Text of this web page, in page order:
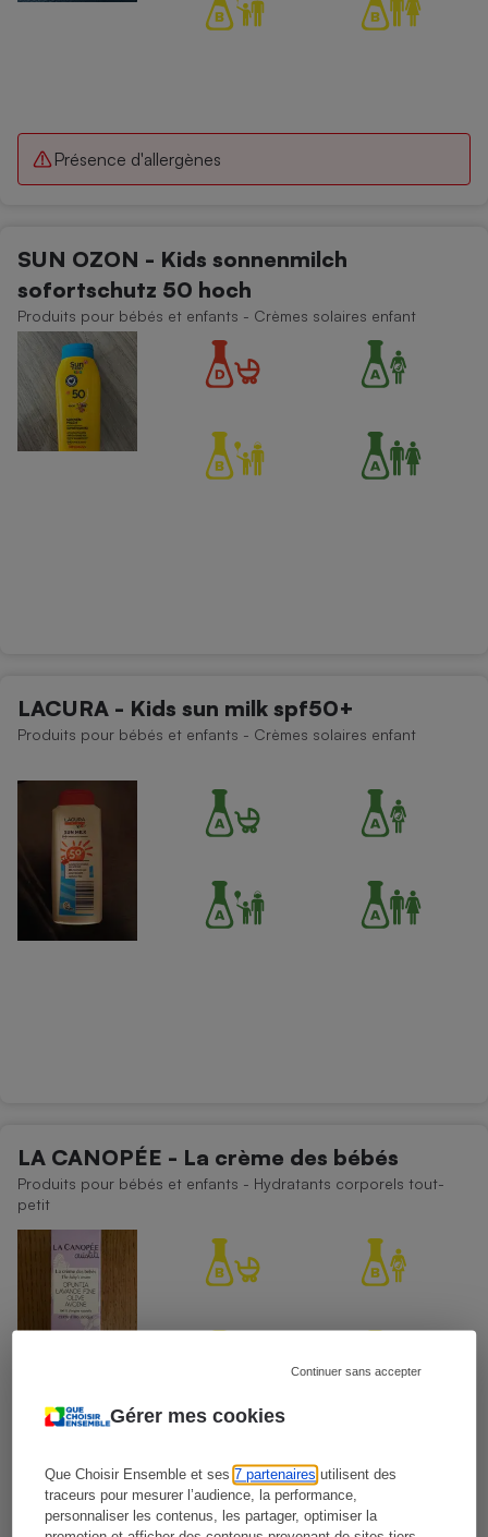
Gérer mes cookies
Que Choisir Ensemble et ses7 partenaires utilisent des
traceurs pour mesurer l’audience, la performance,
personnaliser les contenus, les partager, optimiser la
Continuer sans accepter
Présence d'allergènes
SUN OZON - Kids sonnenmilch
sofortschutz 50 hoch
Produits pour bébés et enfants - Crèmes solaires enfant
LACURA - Kids sun milk spf50+
Produits pour bébés et enfants - Crèmes solaires enfant
LA CANOPÉE - La crème des bébés
Produits pour bébés et enfants - Hydratants corporels tout-
petit
Présence d'allergènes